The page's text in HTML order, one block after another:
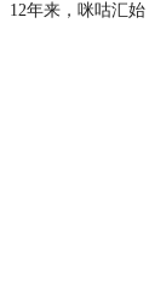
12年来，咪咕汇始